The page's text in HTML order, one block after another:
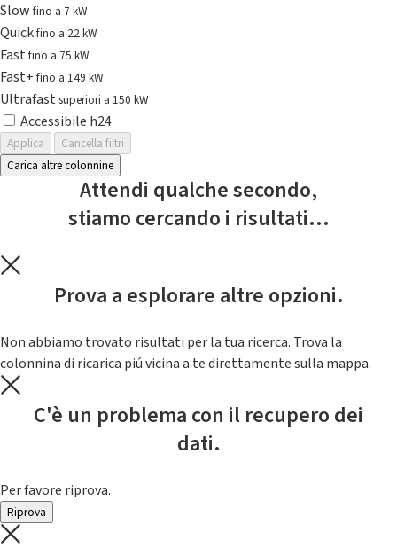
Slowfino a 7 kW
Quickfino a 22 kW
Fastfino a 75 kW
Fast+fino a 149 kW
Ultrafast superiori a 150 kW
Accessibile h24
Applica
Cancella filtri
Carica altre colonnine
Attendi qualche secondo,
stiamo cercando i risultati...
Prova a esplorare altre opzioni.
Non abbiamo trovato risultati per la tua ricerca. Trova la
colonnina di ricarica piú vicina a te direttamente sulla mappa.
C'è un problema con il recupero dei
dati.
Per favore riprova.
Riprova